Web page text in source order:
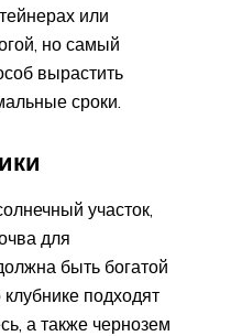
или
но самый
вырастить
сроки.
участок,
для
быть богатой
подходят
а также чернозем